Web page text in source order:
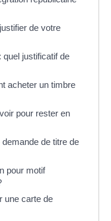
de votre
quel justificatif de
acheter un timbre
pour rester en
de titre de
pour motif
une carte de